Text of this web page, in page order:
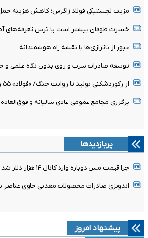
مزیت لجستیکی فولاد زاگرس؛ کاهش هزینه
خسارت طوفان بیشتر است یا ترس تعرفه‌های
عبور از ناترازی‌ها با نقشه راه هوشمندانه
توسعه صادرات سرب و روی بدون نگاه علمی
از رکوردشکنی تولید تا روایت جنگ/ «فولاد» ۵۵ ریال سود تقسیم کرد
برگزاری مجامع عمومی عادی سالیانه و فوق‌العاده
پربازدیدها
چرا قیمت مس دوباره وارد کانال ۱۴ هزار دلار شد
اندونزی صادرات محصولات معدنی حاوی عناصر
پیشنهاد امروز